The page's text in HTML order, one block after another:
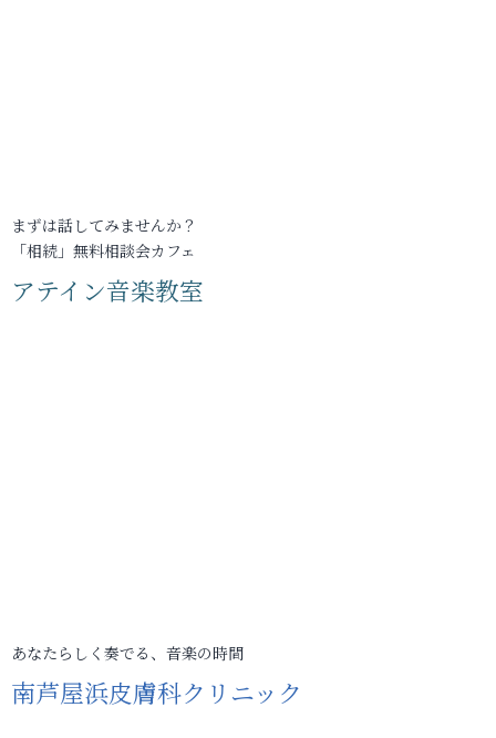
まずは話してみませんか？
「相続」無料相談会カフェ
アテイン音楽教室
あなたらしく奏でる、音楽の時間
南芦屋浜皮膚科クリニック